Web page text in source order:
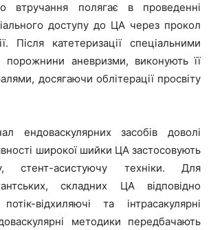
втручання полягає в проведенні
доступу до ЦА через прокол
Після катетеризації спеціальними
порожнини аневризми, виконують її
досягаючи облітерації просвіту
ендоваскулярних засобів доволі
широкої шийки ЦА застосовують
стент-асистуючу техніки. Для
складних ЦА відповідно
відхиляючі та інтрасакулярні
методики передбачають